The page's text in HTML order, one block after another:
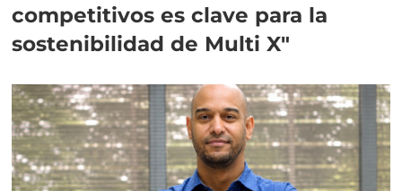
competitivos es clave para la
sostenibilidad de Multi X"